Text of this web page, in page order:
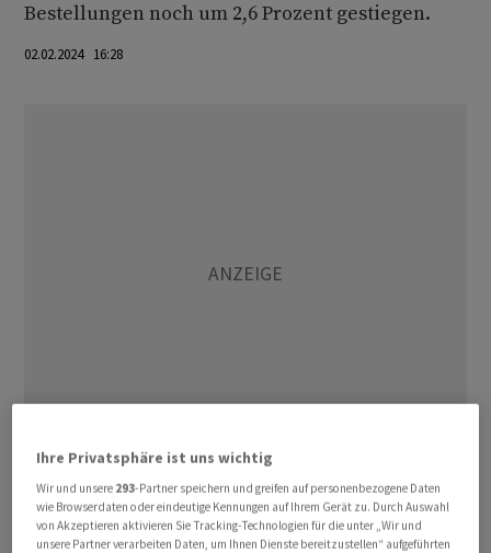
Bestellungen noch um 2,6 Prozent gestiegen.
02.02.2024 16:28
Ohne Transportgüter wie Flugzeuge stiegen die
Aufträge im Dezember um 0,4 Prozent. Hier war
lediglich ein Anstieg um 0,2 Prozent erwartet worden.
Ihre Privatsphäre ist uns wichtig
Wir und unsere 293-Partner speichern und greifen auf personenbezogene Daten
wie Browserdaten oder eindeutige Kennungen auf Ihrem Gerät zu. Durch Auswahl
von Akzeptieren aktivieren Sie Tracking-Technologien für die unter „Wir und
unsere Partner verarbeiten Daten, um Ihnen Dienste bereitzustellen“ aufgeführten